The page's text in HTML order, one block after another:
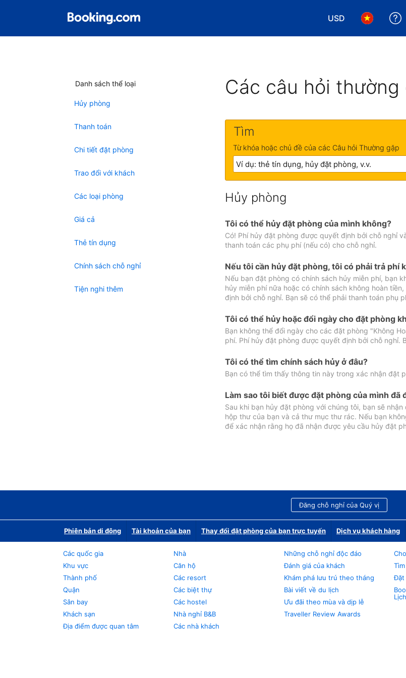
USD
Chọn loại tiền tệ
Chọn
Danh sách thể loại
Hủy phòng
Thanh toán
Chi tiết đặt phòng
Trao đổi với khách
Các loại phòng
Giá cả
Thẻ tín dụng
Chính sách chỗ nghỉ
Tiện nghi thêm
Các câu hỏi thường
Tìm
Từ khóa hoặc chủ đề của các Câu hỏi Thường gặp
Hủy phòng
Tôi có thể hủy đặt phòng của mình không?
Có! Phí hủy đặt phòng được quyết định bởi chỗ nghỉ
thanh toán các phụ phí (nếu có) cho chỗ nghỉ.
Nếu tôi cần hủy đặt phòng, tôi có phải trả phí
Nếu bạn đặt phòng có chính sách hủy miễn phí, bạn
hủy miễn phí nữa hoặc có chính sách không hoàn
định bởi chỗ nghỉ. Bạn sẽ có thể phải thanh toán phụ
Tôi có thể hủy hoặc đổi ngày cho đặt phòng
Bạn không thể đổi ngày cho các đặt phòng "Không
phí. Phí hủy đặt phòng được quyết định bởi chỗ nghỉ.
Tôi có thể tìm chính sách hủy ở đâu?
Bạn có thể tìm thấy thông tin này trong xác nhận đặt
Làm sao tôi biết được đặt phòng của mình đã
Sau khi bạn hủy đặt phòng với chúng tôi, bạn sẽ
hộp thư của bạn và cả thư mục thư rác. Nếu bạn
để xác nhận rằng họ đã nhận được yêu cầu hủy đặt
Đăng chỗ nghỉ của Quý vị
Phiên bản di động Tài khoản của bạn Thay đổi đặt phòng của bạn trực tuyến Dịch vụ khách hàng
Các quốc gia
Khu vực
Thành phố
Quận
Sân bay
Khách sạn
Địa điểm được quan tâm
Nhà
Căn hộ
Các resort
Các biệt thự
Các hostel
Nhà nghỉ B&B
Các nhà khách
Những chỗ nghỉ độc đáo
Đánh giá của khách
Khám phá lưu trú theo tháng
Bài viết về du lịch
Ưu đãi theo mùa và dịp lễ
Traveller Review Awards
Đặt
Lịch